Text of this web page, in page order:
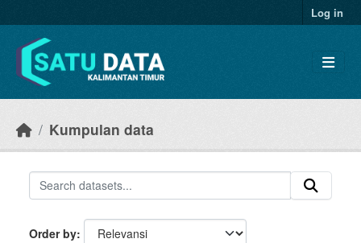
Log in
Kumpulan data
Order by